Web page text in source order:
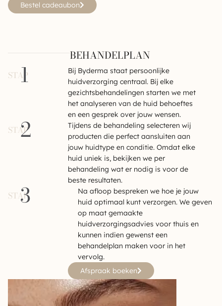
Bestel cadeaubon
BEHANDELPLAN
STAP
1
Bij Byderma staat persoonlijke
huidverzorging centraal. Bij elke
gezichtsbehandelingen starten we met
het analyseren van de huid behoeftes
en een gesprek over jouw wensen.
STAP
2
Tijdens de behandeling selecteren wij
producten die perfect aansluiten aan
jouw huidtype en conditie. Omdat elke
huid uniek is, bekijken we per
behandeling wat er nodig is voor de
beste resultaten.
STAP
3
Na afloop bespreken we hoe je jouw
huid optimaal kunt verzorgen. We geven
op maat gemaakte
huidverzorgingsadvies voor thuis en
kunnen indien gewenst een
behandelplan maken voor in het
vervolg.
Afspraak boeken